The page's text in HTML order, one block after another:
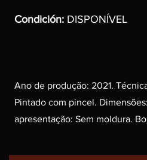
Condición: DISPONÍVEL
Ano de produção: 2021.
Pintado com pincel.
apresentação: Sem moldura.